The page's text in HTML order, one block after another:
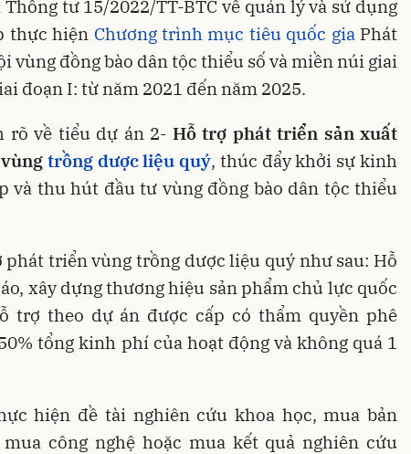
tư 15/2022/TT-BTC về quản lý và sử dụng
thực hiện Chương trình mục tiêu quốc giaPhát
vùng đồng bào dân tộc thiểu số và miền núi giai
đoạn I: từ năm 2021 đến năm 2025.
rõ về tiểu dự án 2- Hỗ trợ phát triển sản xuất
trồng dược liệu quý, thúc đẩy khởi sự kinh
và thu hút đầu tư vùng đồng bào dân tộc thiểu
phát triển vùng trồng dược liệu quý như sau: Hỗ
xây dựng thương hiệu sản phẩm chủ lực quốc
trợ theo dự án được cấp có thẩm quyền phê
tổng kinh phí của hoạt động và không quá 1
hiện đề tài nghiên cứu khoa học, mua bản
mua công nghệ hoặc mua kết quả nghiên cứu